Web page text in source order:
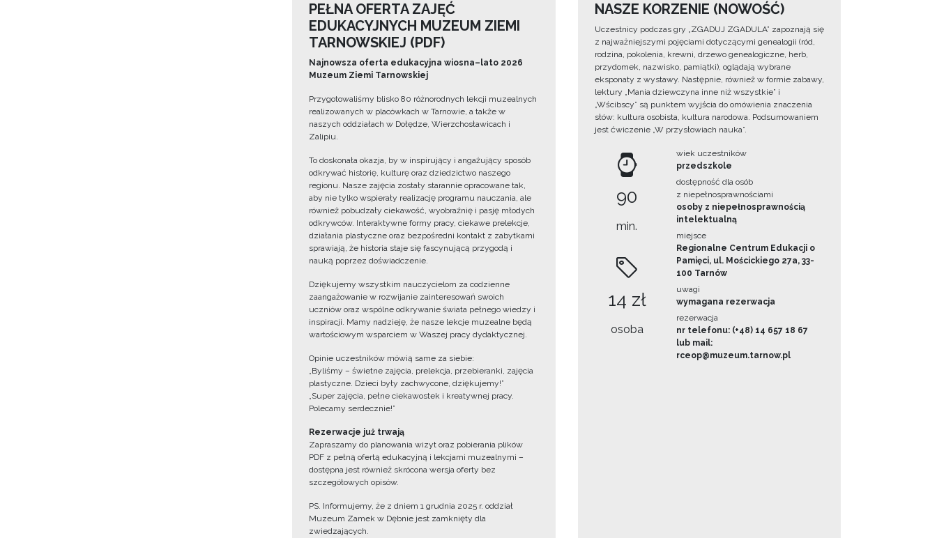
PEŁNA OFERTA ZAJĘĆ
EDUKACYJNYCH MUZEUM ZIEMI
TARNOWSKIEJ (PDF)
Najnowsza oferta edukacyjna wiosna–lato 2026
Muzeum Ziemi Tarnowskiej
Przygotowaliśmy blisko 80 różnorodnych lekcji muzealnych
realizowanych w placówkach w Tarnowie, a także w
naszych oddziałach w Dołędze, Wierzchosławicach i
Zalipiu.
To doskonała okazja, by w inspirujący i angażujący sposób
odkrywać historię, kulturę oraz dziedzictwo naszego
regionu. Nasze zajęcia zostały starannie opracowane tak,
aby nie tylko wspierały realizację programu nauczania, ale
również pobudzały ciekawość, wyobraźnię i pasję młodych
odkrywców. Interaktywne formy pracy, ciekawe prelekcje,
działania plastyczne oraz bezpośredni kontakt z zabytkami
sprawiają, że historia staje się fascynującą przygodą i
nauką poprzez doświadczenie.
Dziękujemy wszystkim nauczycielom za codzienne
zaangażowanie w rozwijanie zainteresowań swoich
uczniów oraz wspólne odkrywanie świata pełnego wiedzy i
inspiracji. Mamy nadzieję, że nasze lekcje muzealne będą
wartościowym wsparciem w Waszej pracy dydaktycznej.
Opinie uczestników mówią same za siebie:
„Byliśmy – świetne zajęcia, prelekcja, przebieranki, zajęcia
plastyczne. Dzieci były zachwycone, dziękujemy!”
„Super zajęcia, pełne ciekawostek i kreatywnej pracy.
Polecamy serdecznie!”
Rezerwacje już trwają
Zapraszamy do planowania wizyt oraz pobierania plików
PDF z pełną ofertą edukacyjną i lekcjami muzealnymi –
dostępna jest również skrócona wersja oferty bez
szczegółowych opisów.
PS. Informujemy, że z dniem 1 grudnia 2025 r. oddział
Muzeum Zamek w Dębnie jest zamknięty dla
zwiedzających.
NASZE KORZENIE (NOWOŚĆ)
Uczestnicy podczas gry „ZGADUJ ZGADULA” zapoznają się
z najważniejszymi pojęciami dotyczącymi genealogii (ród,
rodzina, pokolenia, krewni, drzewo genealogiczne, herb,
przydomek, nazwisko, pamiątki), oglądają wybrane
eksponaty z wystawy. Następnie, również w formie zabawy,
lektury „Mania dziewczyna inne niż wszystkie” i
„Wścibscy” są punktem wyjścia do omówienia znaczenia
słów: kultura osobista, kultura narodowa. Podsumowaniem
jest ćwiczenie „W przysłowiach nauka”.
90
min.
14 zł
osoba
wiek uczestników
przedszkole
dostępność dla osób
z niepełnosprawnościami
osoby z niepełnosprawnością
intelektualną
miejsce
Regionalne Centrum Edukacji o
Pamięci, ul. Mościckiego 27a, 33-
100 Tarnów
uwagi
wymagana rezerwacja
rezerwacja
nr telefonu: (+48) 14 657 18 67
lub mail:
rceop@muzeum.tarnow.pl